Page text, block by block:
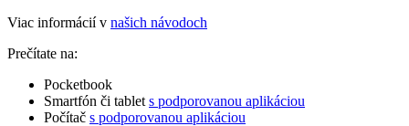
Viac informácií v našich návodoch
Prečítate na:
Pocketbook
Smartfón či tablet s podporovanou aplikáciou
Počítač s podporovanou aplikáciou